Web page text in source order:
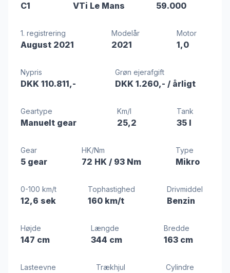
C1 VTi Le Mans 59.000
1. registrering
August 2021
Modelår
2021
Motor
1,0
Nypris
DKK 110.811,-
Grøn ejerafgift
DKK 1.260,- / årligt
Geartype
Manuelt gear
Km/l
25,2
Tank
35 l
Gear
5 gear
HK/Nm
72 HK / 93 Nm
Type
Mikro
0-100 km/t
12,6 sek
Tophastighed
160 km/t
Drivmiddel
Benzin
Højde
147 cm
Længde
344 cm
Bredde
163 cm
Lasteevne Trækhjul Cylindre